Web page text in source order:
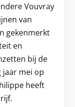
Vouvray
van
gekenmerkt
en
bij de
jaar mei op
heeft